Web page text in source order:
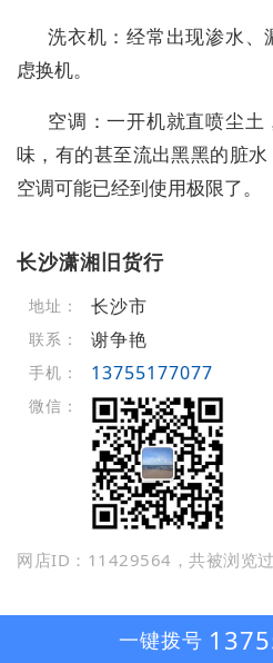
洗衣机：经常出现渗水
虑换机。
空调：一开机就直喷尘
味，有的甚至流出黑黑的脏
空调可能已经到使用极限了。
长沙潇湘旧货行
地址： 长沙市
联系： 谢争艳
手机： 13755177077
微信：
网店ID：11429564，共被浏览
一键拨号